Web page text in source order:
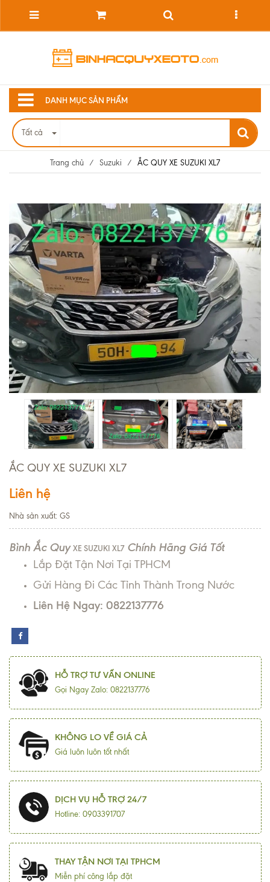
DANH MỤC SẢN PHẨM
Tất cả
Trang chủ / Suzuki / ẮC QUY XE SUZUKI XL7
ẮC QUY XE SUZUKI XL7
Liên hệ
Nhà sản xuất: GS
Bình Ắc QuyXE SUZUKI XL7Chính Hãng Giá Tốt
Lắp Đặt Tận Nơi Tại TPHCM
Gửi Hàng Đi Các Tỉnh Thành Trong Nước
Liên Hệ Ngay: 0822137776
HỖ TRỢ TƯ VẤN ONLINE
Gọi Ngay Zalo: 0822137776
KHÔNG LO VỀ GIÁ CẢ
Giá luôn luôn tốt nhất
DỊCH VỤ HỖ TRỢ 24/7
Hotline: 0903391707
THAY TẬN NƠI TẠI TPHCM
Miễn phí công lắp đặt